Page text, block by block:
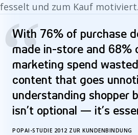
fesselt und zum Kauf motiviert.
“
With 76% of purchase
made in-store and 68%
marketing spend
content that goes
understanding shopper
isn’t optional — it’s
POPAI-STUDIE 2012 ZUR KUNDENBINDUNG